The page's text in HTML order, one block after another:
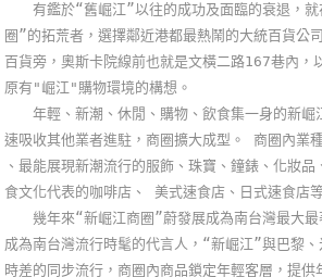
有鑑於“舊崛江”以往的成功及面臨的衰退，就
圈”的拓荒者，選擇鄰近港都最熱鬧的大統百貨公
百貨旁，奧斯卡院線前也就是文橫二路167巷內，
原有"崛江"購物環境的構想。
年輕、新潮、休閒、購物、飲食集一身的新崛
速吸收其他業者進駐，商圈擴大成型。 商圈內業
、最能展現新潮流行的服飾、珠寶、鐘錶、化妝
食文化代表的咖啡店、 美式速食店、日式速食店
幾年來“新崛江商圈”蔚發展成為南台灣最大最
成為南台灣流行時髦的代言人，“新崛江”與巴黎
時差的同步流行，商圈內商品鎖定年輕客層，提